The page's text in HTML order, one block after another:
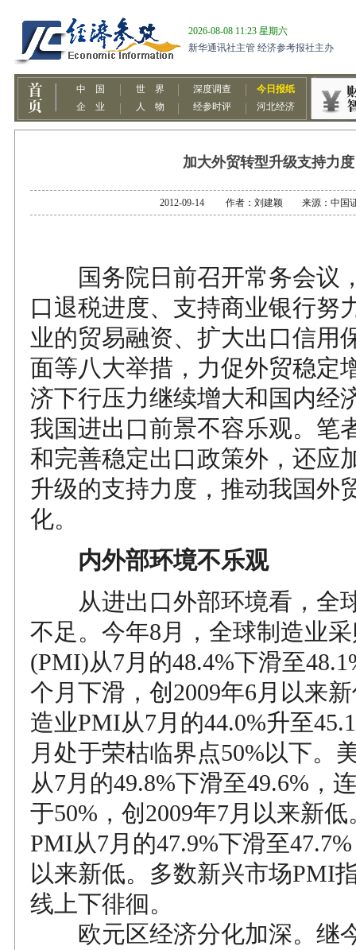
加大外贸转型升级支持力度
2012-09-14 作者：刘建颖 来源：中国
国务院日前召开常务会议
口退税进度、支持商业银行努
业的贸易融资、扩大出口信用
面等八大举措，力促外贸稳定
济下行压力继续增大和国内经
我国进出口前景不容乐观。笔
和完善稳定出口政策外，还应
升级的支持力度，推动我国外
化。
内外部环境不乐观
从进出口外部环境看，全
不足。今年8月，全球制造业
(PMI)从7月的48.4%下滑至
个月下滑，创2009年6月以来
造业PMI从7月的44.0%升至
月处于荣枯临界点50%以下。
从7月的49.8%下滑至49.6%，
于50%，创2009年7月以来新
PMI从7月的47.9%下滑至
以来新低。多数新兴市场PMI
线上下徘徊。
欧元区经济分化加深。继